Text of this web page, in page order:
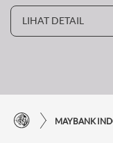
LIHAT DETAIL